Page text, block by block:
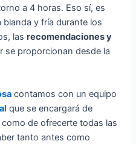
a 4 horas. Eso sí, es
blanda y fría durante los
lasrecomendaciones y
se proporcionan desde la
contamos con un equipo
que se encargará de
de ofrecerte todas las
tanto antes como